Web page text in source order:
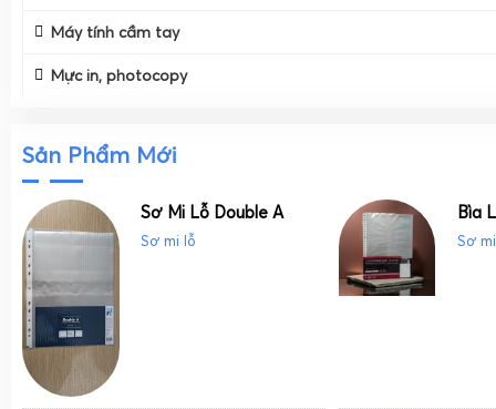
Máy tính cầm tay
Mực in, photocopy
Sản Phẩm Mới
Sơ Mi Lỗ Double A
Sơ mi lỗ
Bìa
Sơ